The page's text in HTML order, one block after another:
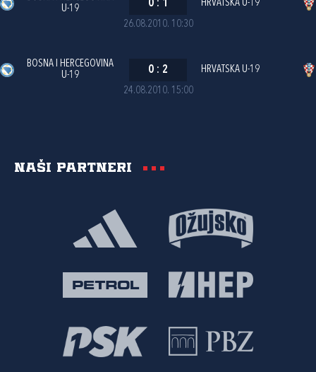
26.08.2010. 10:30
U-19
0 : 1 HRVATSKA U-19
24.08.2010. 15:00
BOSNA I HERCEGOVINA
U-19
0 : 2 HRVATSKA U-19
Naši partneri